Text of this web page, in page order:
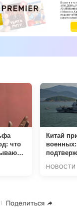
Поделиться